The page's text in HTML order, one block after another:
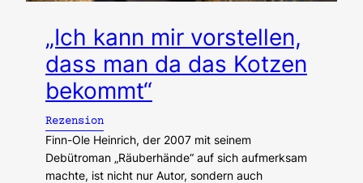
„Ich kann mir vorstellen,
dass man da das Kotzen
bekommt“
Rezension
Finn-Ole Heinrich, der 2007 mit seinem
Debütroman „Räuberhände“ auf sich aufmerksam
machte, ist nicht nur Autor, sondern auch